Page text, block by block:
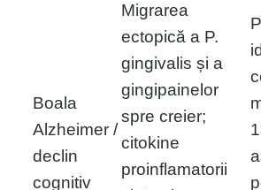
Boala
Alzheimer /
declin
cognitiv
Migrarea
ectopică a P.
gingivalis și a
gingipainelor
spre creier;
citokine
proinflamatorii